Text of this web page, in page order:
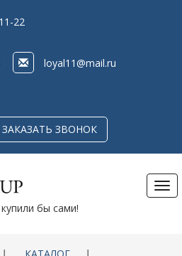
22
loyal11@mail.ru
ЗАКАЗАТЬ ЗВОНОК
бы сами!
| КАТАЛОГ
|